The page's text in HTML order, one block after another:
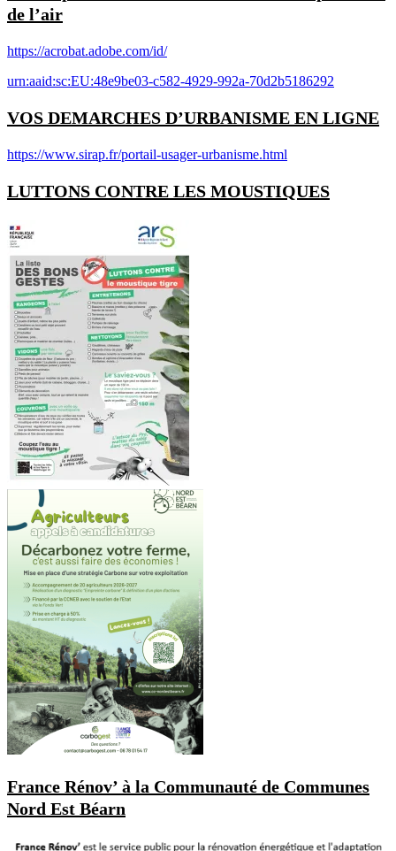
de l’air
https://acrobat.adobe.com/id/
urn:aaid:sc:EU:48e9be03-c582-4929-992a-70d2b5186292
VOS DEMARCHES D’URBANISME EN LIGNE
https://www.sirap.fr/portail-usager-urbanisme.html
LUTTONS CONTRE LES MOUSTIQUES
France Rénov’ à la Communauté de Communes
Nord Est Béarn